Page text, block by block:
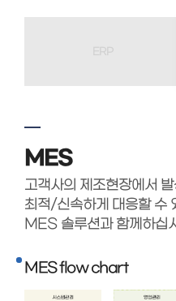
MES
고객사의 제조현장에서
최적/신속하게 대응할 수
MES 솔루션과 함께하십
MES flow chart